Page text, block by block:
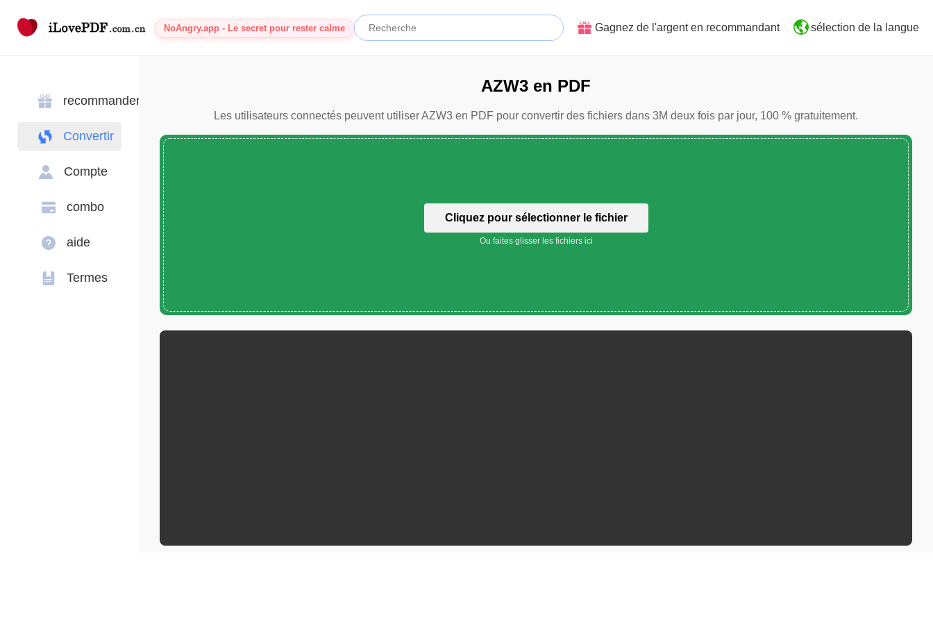
NoAngry.app - Le secret pour rester calme Gagnez de l'argent en recommandant sélection de la langue
recommander
Convertir
Compte
combo
aide
Termes
AZW3 en PDF
Les utilisateurs connectés peuvent utiliser AZW3 en PDF pour convertir des fichiers dans 3M deux fois par jour, 100 % gratuitement.
Cliquez pour sélectionner le fichier
Ou faites glisser les fichiers ici